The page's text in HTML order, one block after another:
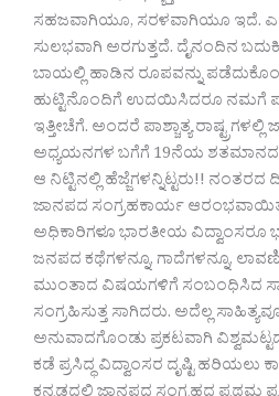
ಸಹಜವಾಗಿಯೂ, ಸರಳವಾಗಿಯೂ ಇದೆ.
ಸುಲಭವಾಗಿ ಅರಗುತ್ತದೆ. ದೈನಂದಿನ
ಬಾಯಲ್ಲಿ ಹಾಡಿನ ರೂಪವನ್ನು
ಹುಟ್ಟಿನೊಂದಿಗೆ ಉದಯಿಸಿದರೂ ನಮಗೆ
ಇತ್ತೀಚೆಗೆ. ಅಂದರೆ ಪಾಶ್ಚಾತ್ಯ
ಅಧ್ಯಯನಗಳ ಬಗೆಗೆ 19ನೆಯ
ಆ ನಿಟ್ಟಿನಲ್ಲಿ ಹೆಜ್ಜೆಗಳನ್ನಿಟ್ಟರು!!
ಜಾನಪದ ಸಂಗ್ರಹಕಾರ್ಯ ಆರಂಭವಾಯಿತು.
ಅಧಿಕಾರಿಗಳೂ ಭಾರತೀಯ ವಿದ್ವಾಂಸರೂ
ಜನಪದ ಕಥೆಗಳನ್ನೂ, ಗಾದೆಗಳನ್ನೂ,
ಮುಂತಾದ ವಿಷಯಗಳಿಗೆ ಸಂಬಂಧಿಸಿದ
ಸಂಗ್ರಹಿಸುತ್ತ ಸಾಗಿದರು. ಅದೆಲ್ಲ
ಅನುವಾದಗೊಂಡು ಪ್ರಕಟವಾಗಿ
ಕಡೆ ಪ್ರಸಿದ್ಧ ವಿದ್ವಾಂಸರ ದೃಷ್ಟಿ ಹರಿಯಲು